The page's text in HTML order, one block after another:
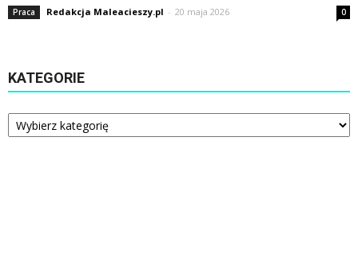
Praca Redakcja Maleacieszy.pl - 20 maja 2026 0
KATEGORIE
Kategorie